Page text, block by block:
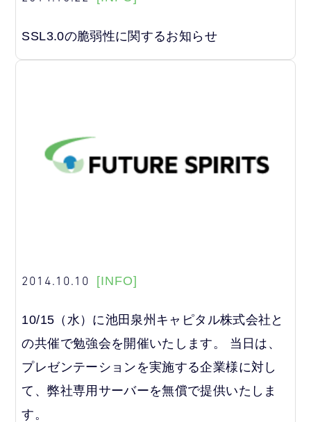
SSL3.0の脆弱性に関するお知らせ
2014.10.10 [INFO]
10/15（水）に池田泉州キャピタル株式会社と
の共催で勉強会を開催いたします。 当日は、
プレゼンテーションを実施する企業様に対し
て、弊社専用サーバーを無償で提供いたしま
す。